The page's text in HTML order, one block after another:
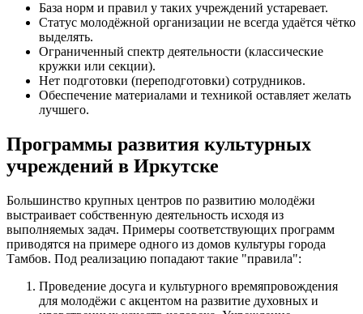
База норм и правил у таких учреждений устаревает.
Статус молодёжной организации не всегда удаётся чётко
выделять.
Ограниченный спектр деятельности (классические
кружки или секции).
Нет подготовки (переподготовки) сотрудников.
Обеспечение материалами и техникой оставляет желать
лучшего.
Программы развития культурных
учреждений в Иркутске
Большинство крупных центров по развитию молодёжи
выстраивает собственную деятельность исходя из
выполняемых задач. Примеры соответствующих программ
приводятся на примере одного из домов культуры города
Тамбов. Под реализацию попадают такие "правила":
Проведение досуга и культурного времяпровождения
для молодёжи с акцентом на развитие духовных и